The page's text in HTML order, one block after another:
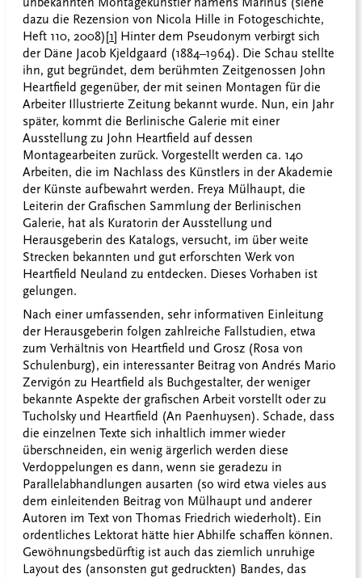
dazu die Rezension von Nicola Hille in Fotogeschichte,
Heft 110, 2008) [1] Hinter dem Pseudonym verbirgt sich
der Däne Jacob Kjeldgaard (1884–1964). Die Schau stellte
ihn, gut begründet, dem berühmten Zeitgenossen John
Heartfield gegenüber, der mit seinen Montagen für die
Arbeiter Illustrierte Zeitung bekannt wurde. Nun, ein Jahr
später, kommt die Berlinische Galerie mit einer
Ausstellung zu John Heartfield auf dessen
Montagearbeiten zurück. Vorgestellt werden ca. 140
Arbeiten, die im Nachlass des Künstlers in der Akademie
der Künste aufbewahrt werden. Freya Mülhaupt, die
Leiterin der Grafischen Sammlung der Berlinischen
Galerie, hat als Kuratorin der Ausstellung und
Herausgeberin des Katalogs, versucht, im über weite
Strecken bekannten und gut erforschten Werk von
Heartfield Neuland zu entdecken. Dieses Vorhaben ist
gelungen.
Nach einer umfassenden, sehr informativen Einleitung
der Herausgeberin folgen zahlreiche Fallstudien, etwa
zum Verhältnis von Heartfield und Grosz (Rosa von
Schulenburg), ein interessanter Beitrag von Andrés Mario
Zervigón zu Heartfield als Buchgestalter, der weniger
bekannte Aspekte der grafischen Arbeit vorstellt oder zu
Tucholsky und Heartfield (An Paenhuysen). Schade, dass
die einzelnen Texte sich inhaltlich immer wieder
überschneiden, ein wenig ärgerlich werden diese
Verdoppelungen es dann, wenn sie geradezu in
Parallelabhandlungen ausarten (so wird etwa vieles aus
dem einleitenden Beitrag von Mülhaupt und anderer
Autoren im Text von Thomas Friedrich wiederholt). Ein
ordentliches Lektorat hätte hier Abhilfe schaffen können.
Gewöhnungsbedürftig ist auch das ziemlich unruhige
Layout des (ansonsten gut gedruckten) Bandes, das